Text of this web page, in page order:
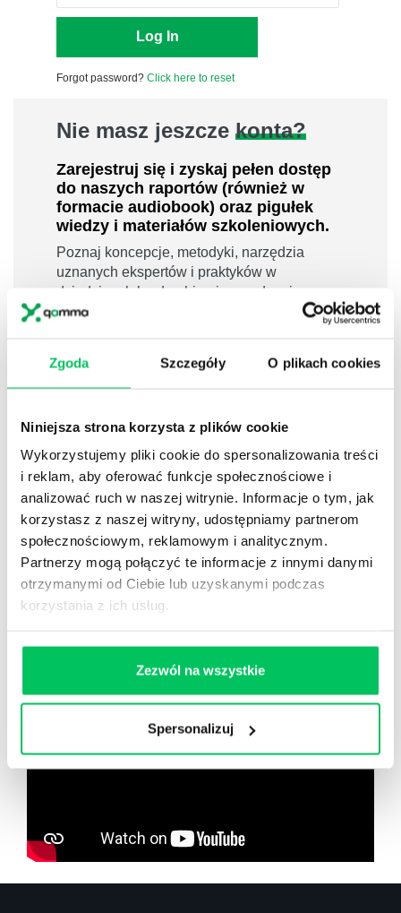
Zgoda Szczegóły O plikach cookies
Niniejsza strona korzysta z plików cookie
Wykorzystujemy pliki cookie do spersonalizowania treści
i reklam, aby oferować funkcje społecznościowe i
analizować ruch w naszej witrynie. Informacje o tym, jak
korzystasz z naszej witryny, udostępniamy partnerom
społecznościowym, reklamowym i analitycznym.
Partnerzy mogą połączyć te informacje z innymi danymi
otrzymanymi od Ciebie lub uzyskanymi podczas
korzystania z ich usług.
Zezwól na wszystkie
Spersonalizuj
Forgot password? Click here to reset
Nie masz jeszcze konta?
Zarejestruj się i zyskaj pełen dostęp
do naszych raportów (również w
formacie audiobook) oraz pigułek
wiedzy i materiałów szkoleniowych.
Poznaj koncepcje, metodyki, narzędzia
uznanych ekspertów i praktyków w
dziedzinach leadershipu i zarządzania,
sprzedaży, zarządzania projektami czy
800 pigułek wiedzy
40 filmów edukacyjnych
i wiele więcej
Nowy użytkownik?
Zarejestruj się
Zobacz co znajdzieszw
wikiGamma+